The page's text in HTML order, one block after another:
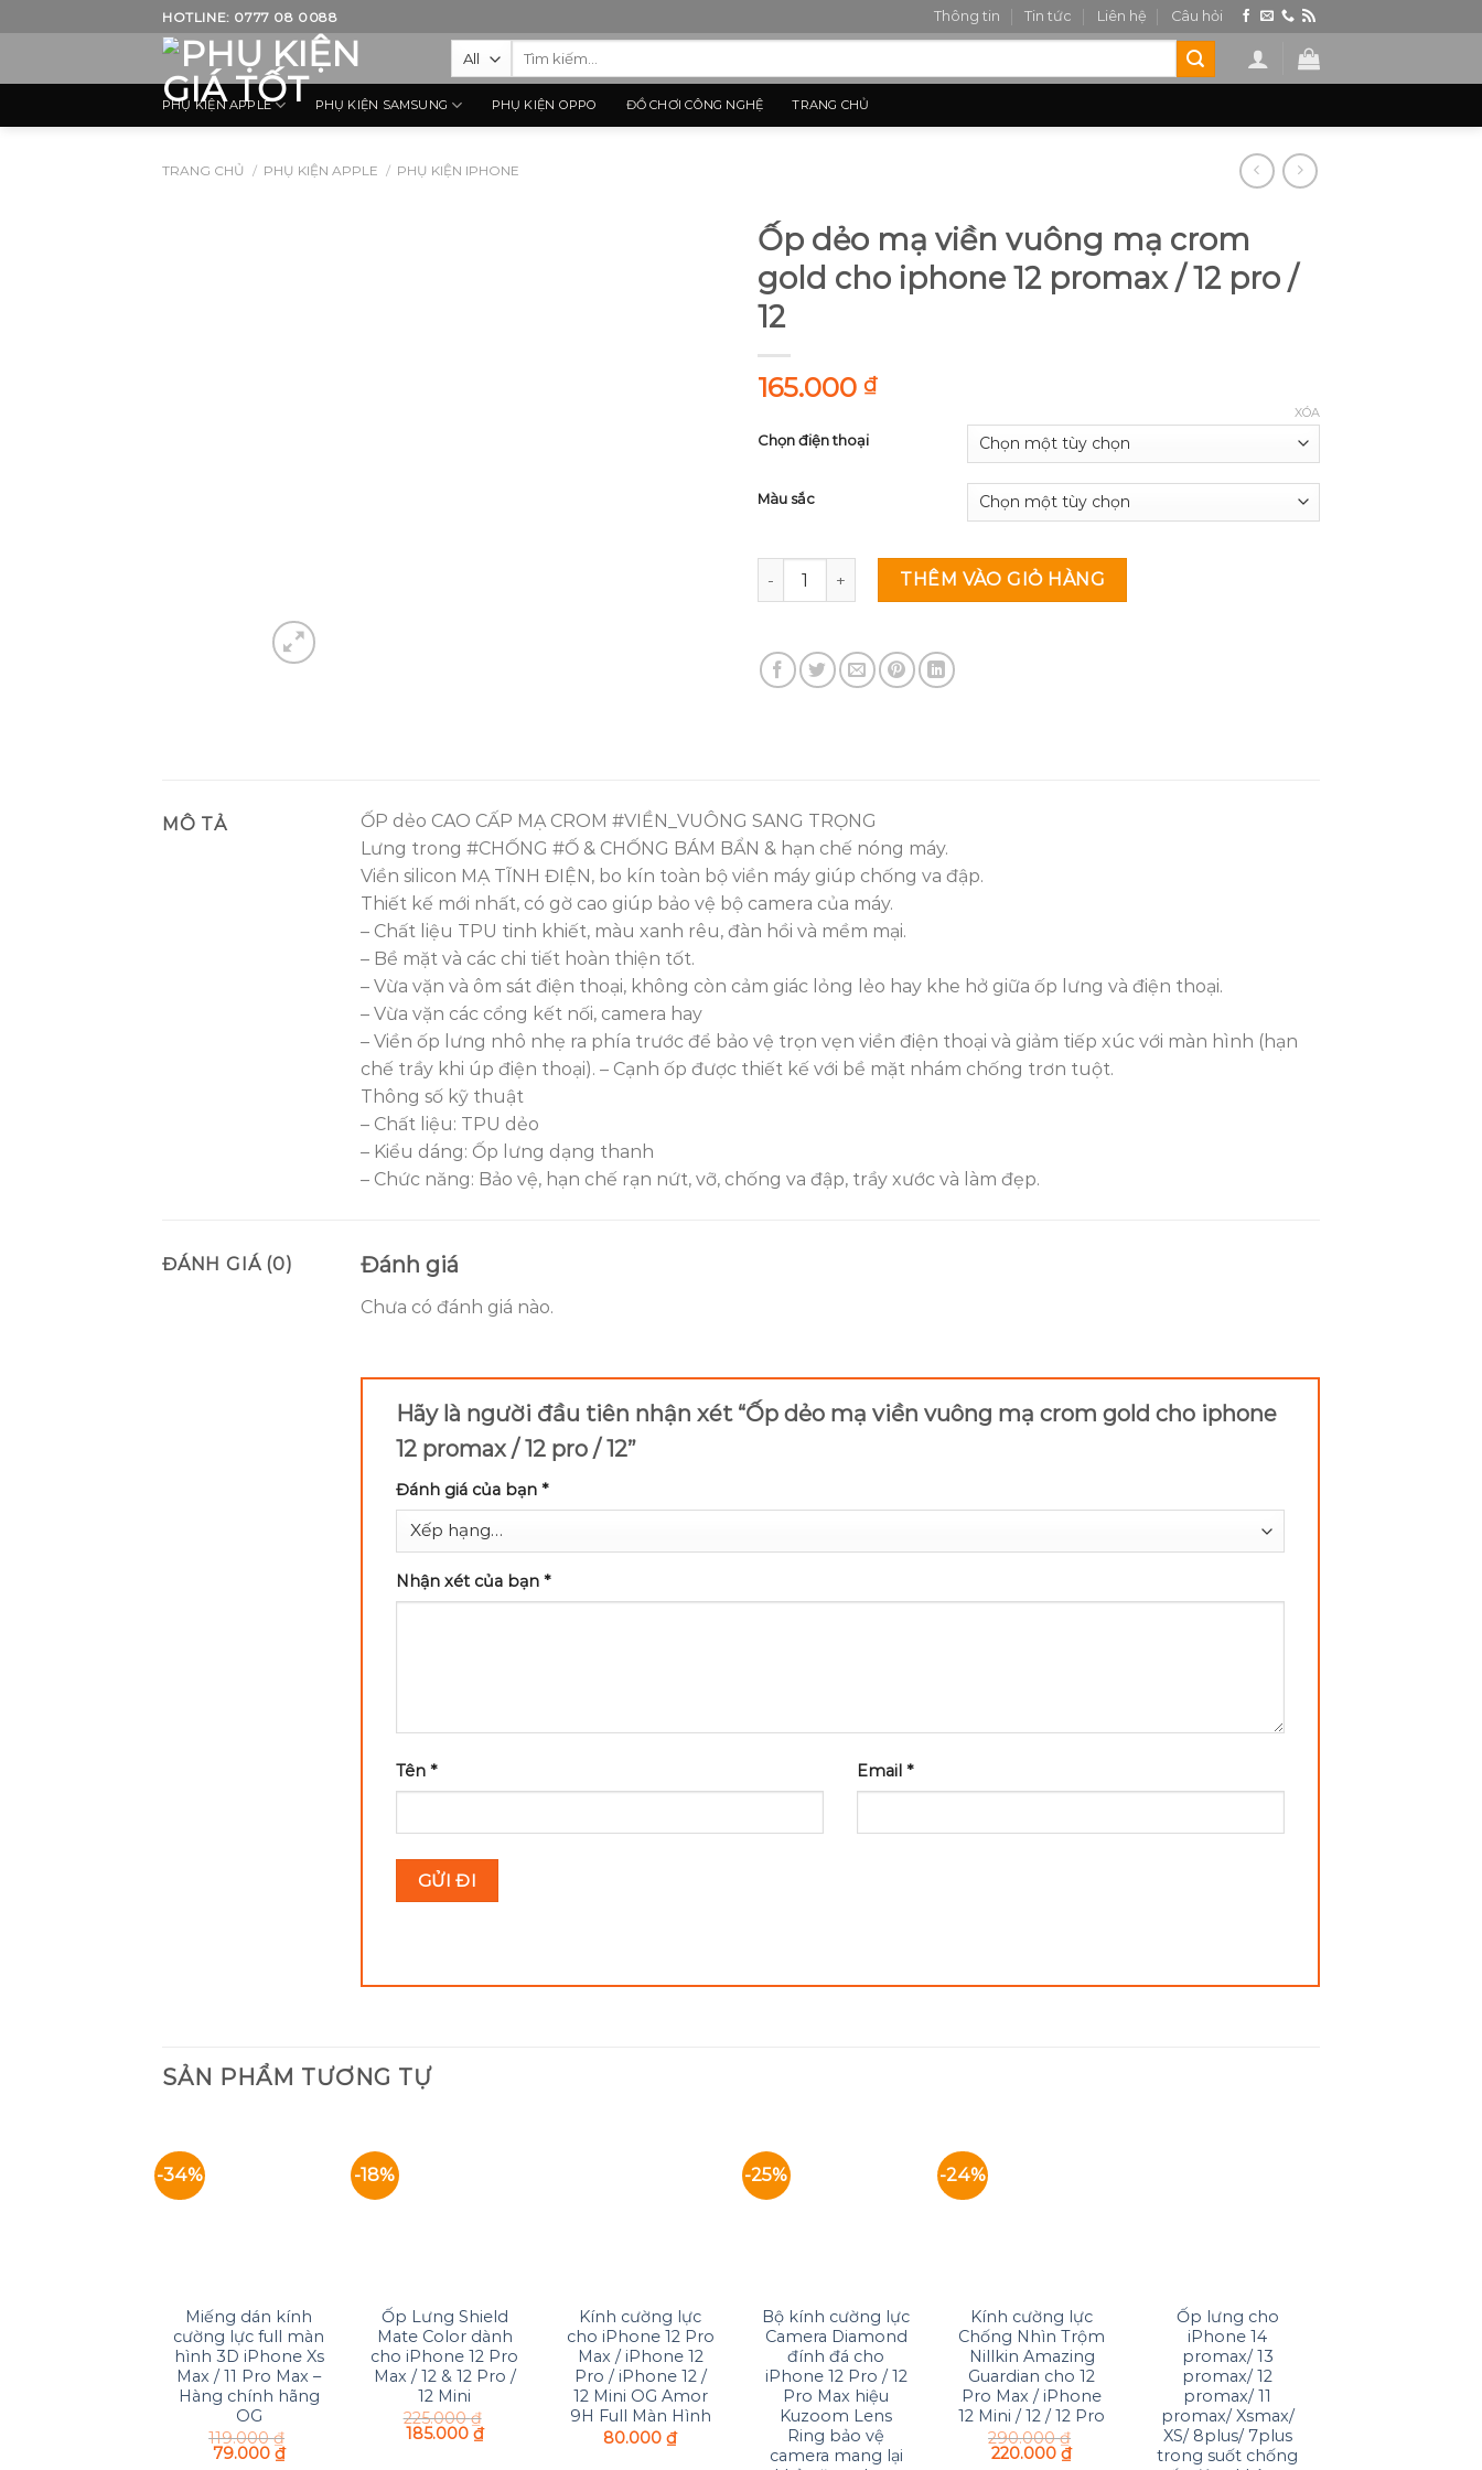
to
HOTLINE: 0777 08 0088 Thông tin Tin tức Liên hệ Câu hỏi
Tìm
PHỤ KIỆN APPLE PHỤ KIỆN SAMSUNG PHỤ KIỆN OPPO ĐỒ CHƠI CÔNG NGHỆ TRANG CHỦ
TRANG CHỦ / PHỤ KIỆN APPLE / PHỤ KIỆN IPHONE
Ốp dẻo mạ viền vuông mạ crom
gold cho iphone 12 promax / 12 pro /
12
165.000 ₫
Chọn điện thoại
Màu sắc
XÓA
Ốp dẻo mạ viền vuông mạ crom gold cho iphone 12 promax / 12 pro / 12 số lượng
THÊM VÀO GIỎ HÀNG
MÔ TẢ
ỐP dẻo CAO CẤP MẠ CROM #VIỀN_VUÔNG SANG TRỌNG
Lưng trong #CHỐNG #Ố & CHỐNG BÁM BẨN & hạn chế nóng máy.
Viền silicon MẠ TĨNH ĐIỆN, bo kín toàn bộ viền máy giúp chống va đập.
Thiết kế mới nhất, có gờ cao giúp bảo vệ bộ camera của máy.
– Chất liệu TPU tinh khiết, màu xanh rêu, đàn hồi và mềm mại.
– Bề mặt và các chi tiết hoàn thiện tốt.
– Vừa vặn và ôm sát điện thoại, không còn cảm giác lỏng lẻo hay khe hở giữa ốp lưng và điện thoại.
– Vừa vặn các cổng kết nối, camera hay
– Viền ốp lưng nhô nhẹ ra phía trước để bảo vệ trọn vẹn viền điện thoại và giảm tiếp xúc với màn hình (hạn
chế trầy khi úp điện thoại). – Cạnh ốp được thiết kế với bề mặt nhám chống trơn tuột.
Thông số kỹ thuật
– Chất liệu: TPU dẻo
– Kiểu dáng: Ốp lưng dạng thanh
– Chức năng: Bảo vệ, hạn chế rạn nứt, vỡ, chống va đập, trầy xước và làm đẹp.
ĐÁNH GIÁ (0) Đánh giá
Chưa có đánh giá nào.
Hãy là người đầu tiên nhận xét “Ốp dẻo mạ viền vuông mạ crom gold cho iphone
12 promax / 12 pro / 12”
Đánh giá của bạn *
Nhận xét của bạn *
Tên * Email *
SẢN PHẨM TƯƠNG TỰ
-34%
Miếng dán kính
cường lực full màn
hình 3D iPhone Xs
Max / 11 Pro Max –
Hàng chính hãng
OG
119.000₫
79.000 ₫
-18%
Ốp Lưng Shield
Mate Color dành
cho iPhone 12 Pro
Max / 12 & 12 Pro /
12 Mini
225.000₫
185.000 ₫
Kính cường lực
cho iPhone 12 Pro
Max / iPhone 12
Pro / iPhone 12 /
12 Mini OG Amor
9H Full Màn Hình
80.000₫
-25%
Bộ kính cường lực
Camera Diamond
đính đá cho
iPhone 12 Pro / 12
Pro Max hiệu
Kuzoom Lens
Ring bảo vệ
camera mang lại
-24%
Kính cường lực
Chống Nhìn Trộm
Nillkin Amazing
Guardian cho 12
Pro Max / iPhone
12 Mini / 12 / 12 Pro
290.000₫
220.000₫
Ốp lưng cho
iPhone 14
promax/ 13
promax/ 12
promax/ 11
promax/ Xsmax/
XS/ 8plus/ 7plus
trong suốt chống